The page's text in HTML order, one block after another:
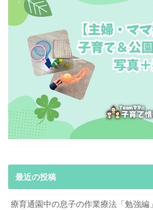
最近の投稿
療育通園中の息子の作業療法「勉強編